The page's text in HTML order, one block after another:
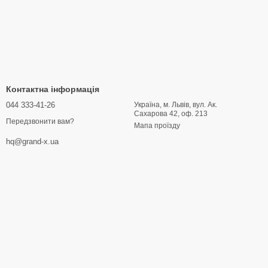
Контактна інформація
044 333-41-26
Передзвонити вам?
hq@grand-x.ua
Україна, м. Львів, вул. Ак.
Сахарова 42, оф. 213
Мапа проїзду